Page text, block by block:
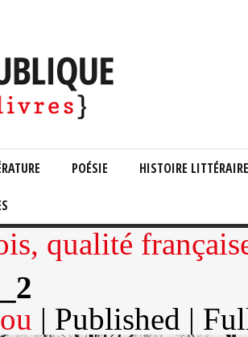
POÉSIE HISTOIRE LITTÉRAIRE
qualité
| Published |